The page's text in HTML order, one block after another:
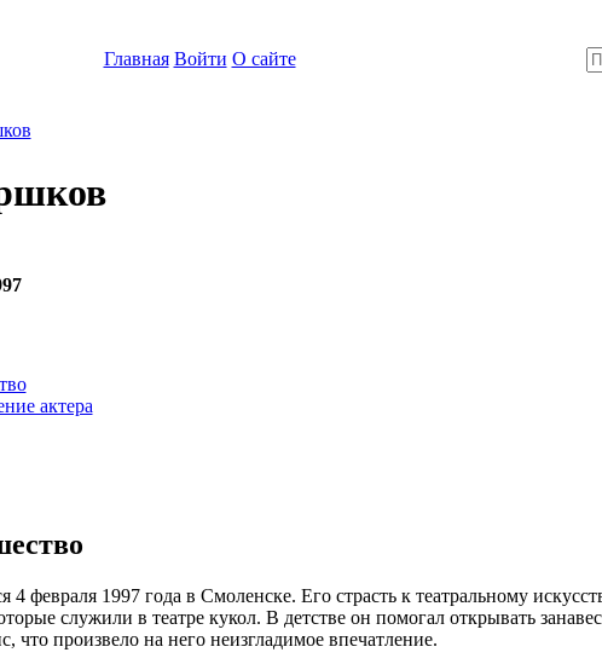
Главная Войти О сайте
актера
февраля 1997 года в Смоленске. Его страсть к театральному
служили в театре кукол. В детстве он помогал открывать
что произвело на него неизгладимое впечатление.